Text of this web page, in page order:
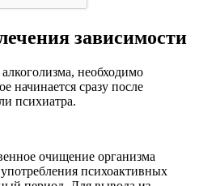
зависимости
необходимо
начинается сразу после
психиатра.
очищение организма
употребления психоактивных